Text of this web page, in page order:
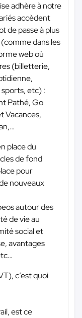
adhère à notre
accèdent
de passe à plus
dans les
web où
(billetterie,
etc) :
Pathé, Go
Vacances,
place du
de fond
pour
nouveaux
autour des
de vie au
social et
avantages
c’est quoi
est ce